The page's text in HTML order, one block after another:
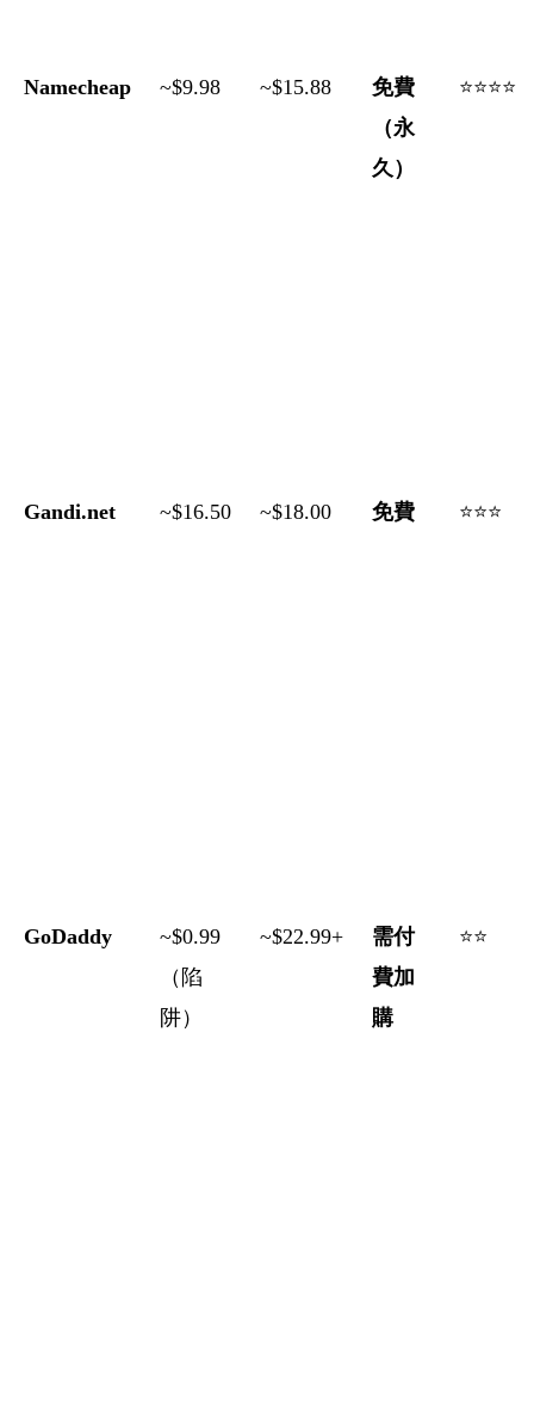
Namecheap ~$9.98 ~$15.88
免費
（永
久）
⭐⭐⭐⭐
Gandi.net ~$16.50 ~$18.00 免費 ⭐⭐⭐
GoDaddy
~$0.99
（陷
阱）
~$22.99+
需付
費加
購
⭐⭐